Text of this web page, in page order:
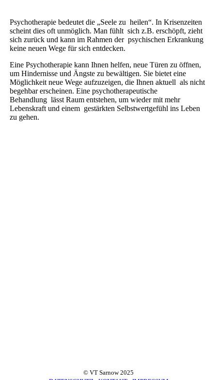
Psychotherapie bedeutet die „Seele zu heilen“. In Krisenzeiten
scheint dies oft unmöglich. Man fühlt sich z.B. erschöpft, zieht
sich zurück und kann im Rahmen der psychischen Erkrankung
keine neuen Wege für sich entdecken.
Eine Psychotherapie kann Ihnen helfen, neue Türen zu öffnen,
um Hindernisse und Ängste zu bewältigen. Sie bietet eine
Möglichkeit neue Wege aufzuzeigen, die Ihnen aktuell als nicht
begehbar erscheinen. Eine psychotherapeutische
Behandlung lässt Raum entstehen, um wieder mit mehr
Lebenskraft und einem gestärkten Selbstwertgefühl ins Leben
zu gehen.
© VT Sarnow 2025